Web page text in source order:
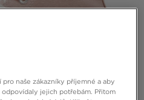
naše zákazníky příjemné a aby
jejich potřebám. Přitom